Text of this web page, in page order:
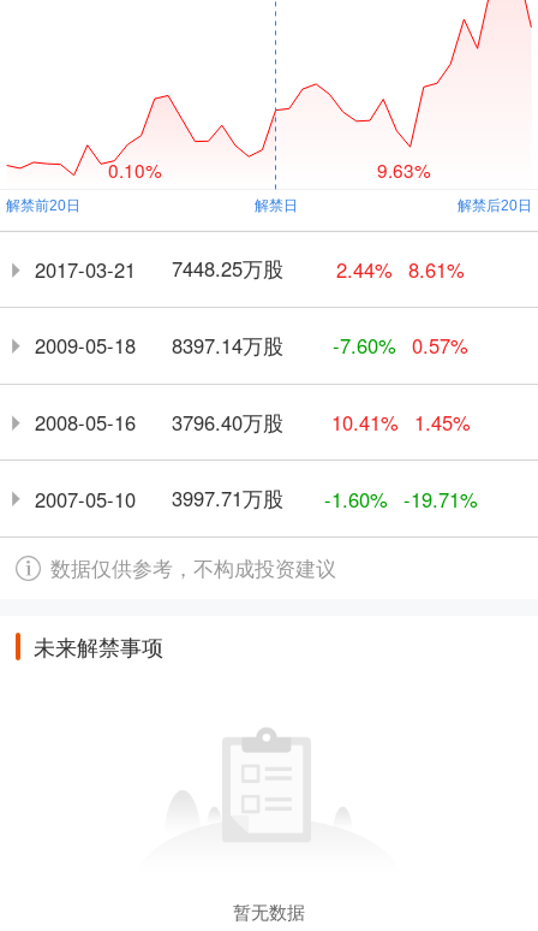
0.10% 9.63%
2017-03-21 7448.25万股 2.44% 8.61%
2009-05-18 8397.14万股 -7.60% 0.57%
2008-05-16 3796.40万股 10.41% 1.45%
2007-05-10 3997.71万股 -1.60% -19.71%
数据仅供参考，不构成投资建议
未来解禁事项
暂无数据